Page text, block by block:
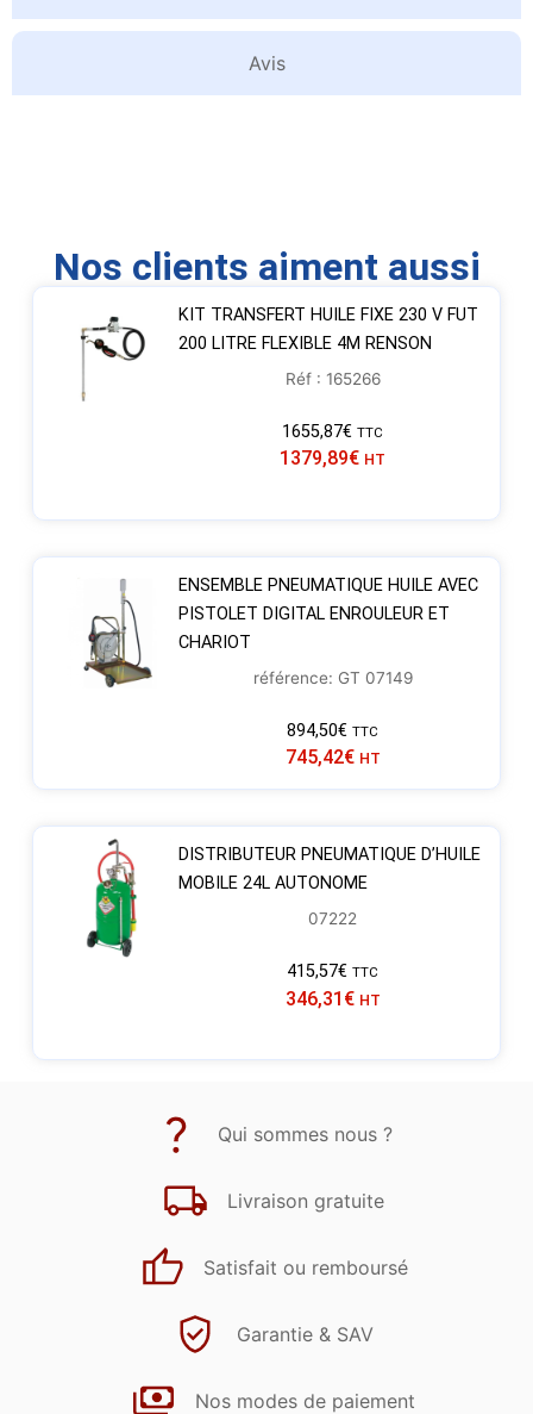
Avis
Nos clients aiment aussi
KIT TRANSFERT HUILE FIXE 230 V FUT
200 LITRE FLEXIBLE 4M RENSON
Réf : 165266
1655,87€ TTC
1379,89€ HT
ENSEMBLE PNEUMATIQUE HUILE AVEC
PISTOLET DIGITAL ENROULEUR ET
CHARIOT
référence: GT 07149
894,50€ TTC
745,42€ HT
DISTRIBUTEUR PNEUMATIQUE D’HUILE
MOBILE 24L AUTONOME
07222
415,57€ TTC
346,31 € HT
Qui sommes nous ?
Livraison gratuite
Satisfait ou remboursé
Garantie & SAV
Nos modes de paiement